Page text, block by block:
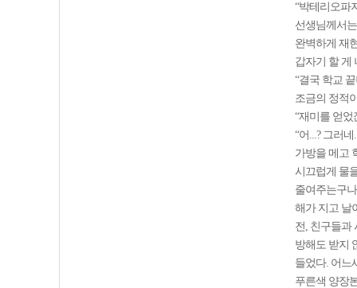
“박테리오파
선생님께서
완벽하게 재
갑자기 할 게
“결국 학교
조금의 정적
“재미를 얻었
“어...? 그러네
가방을 메고
시끄럽게 물
줄여주는구
해가 지고 날
전, 친구들과
방해도 받지
들었다. 어느
푸른색 양장